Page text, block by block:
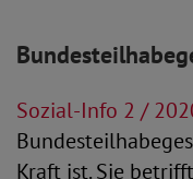
Sozial-Info 2 /
Kraft ist. Sie betrifft